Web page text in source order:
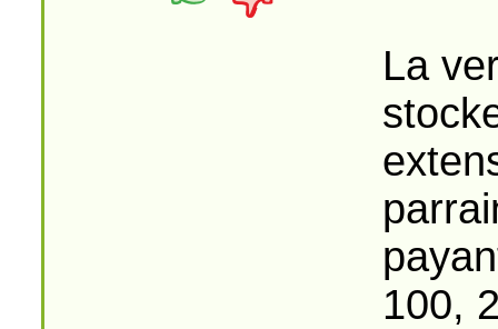
La
100,